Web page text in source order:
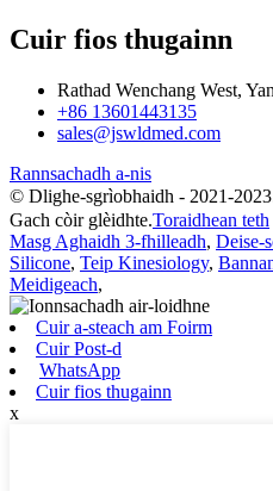
Cuir fios thugainn
Rathad Wenchang West,
+86 13601443135
sales@jswldmed.com
Rannsachadh a-nis
© Dlighe-sgrìobhaidh - 2021-
Gach còir glèidhte.Toraidhean teth
Masg Aghaidh 3-fhilleadh, Deise-
Silicone, Teip Kinesiology,
Meidigeach,
Cuir a-steach am Foirm
Cuir Post-d
WhatsApp
Cuir fios thugainn
x